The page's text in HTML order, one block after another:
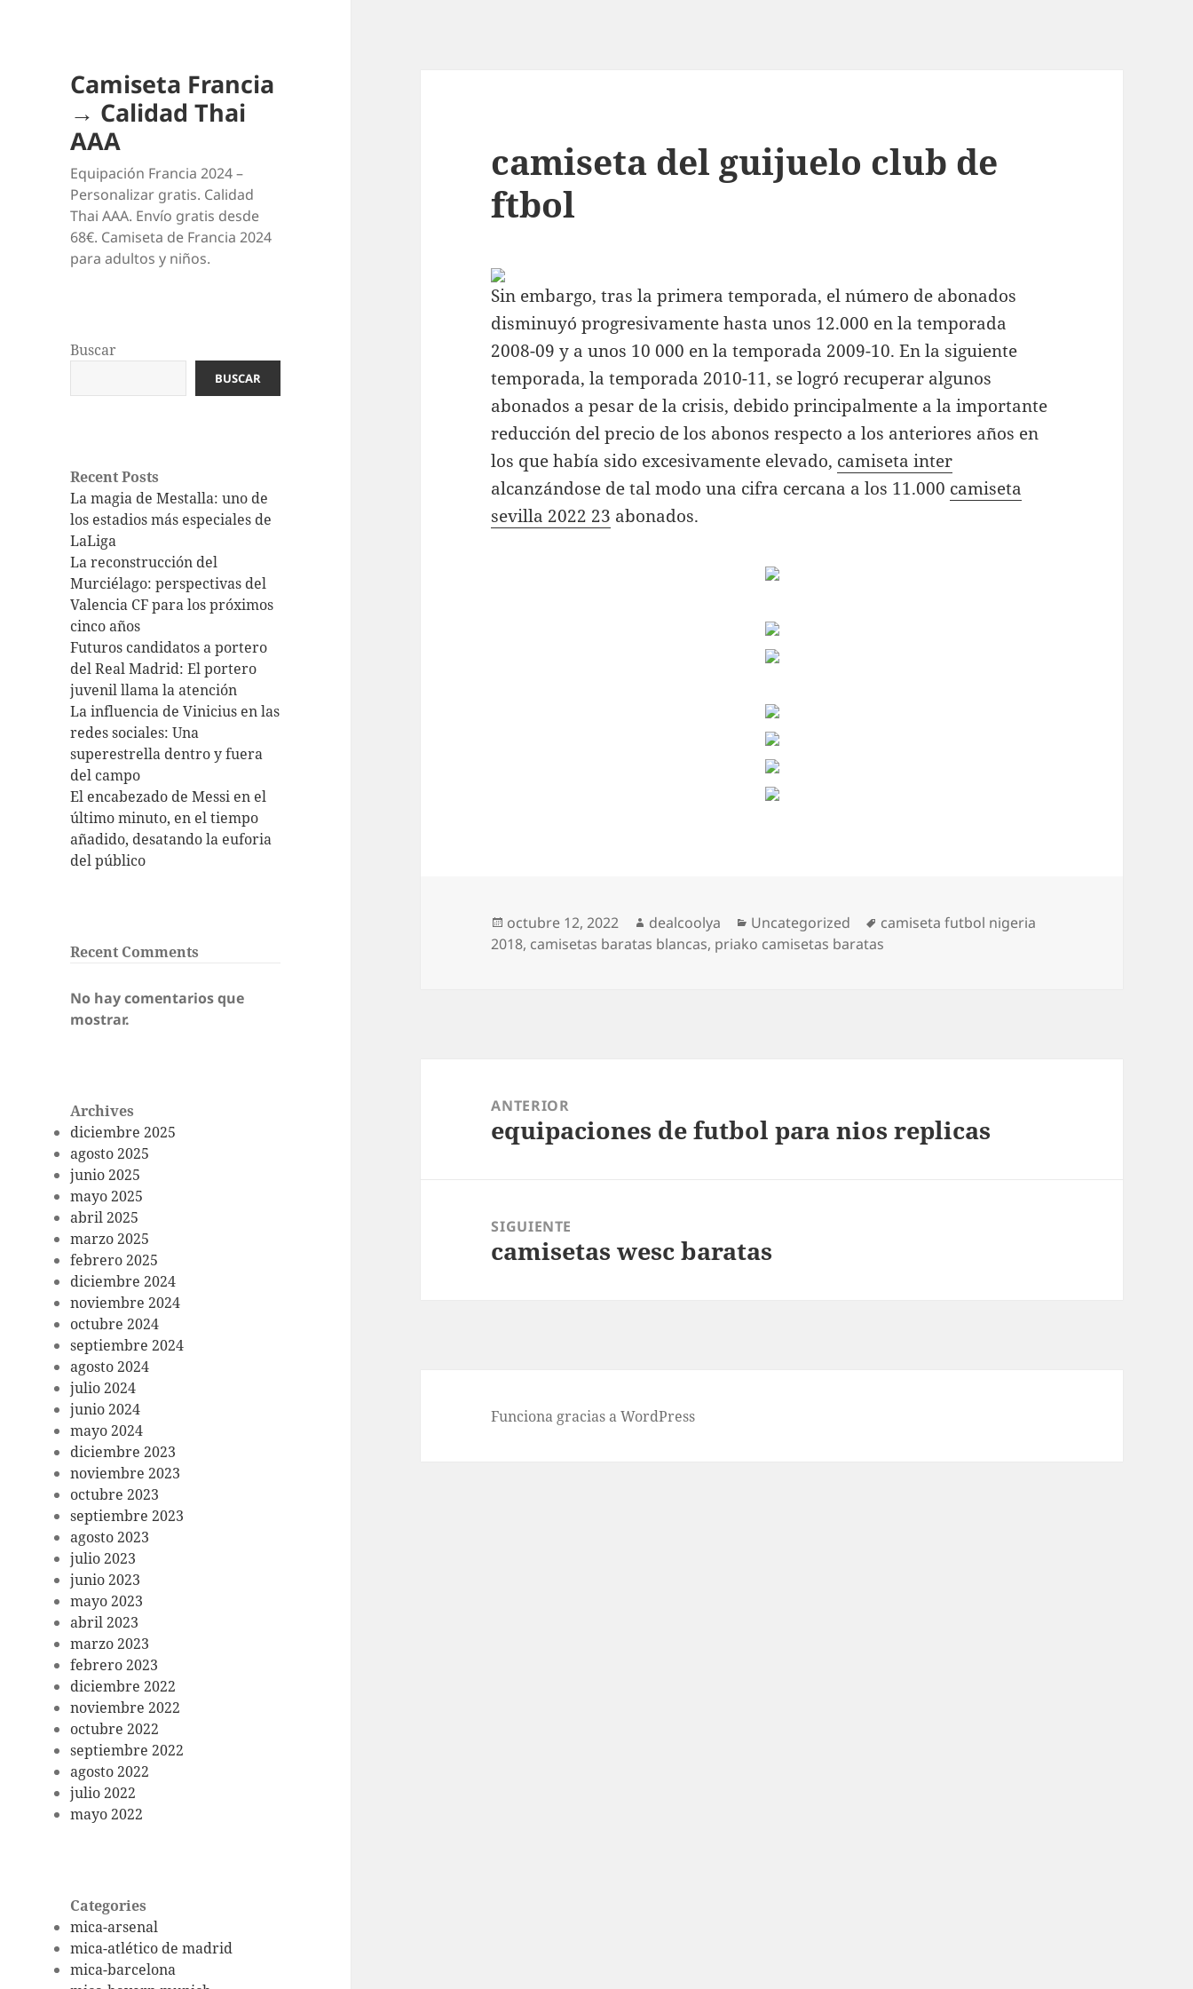
Camiseta Francia
→ Calidad Thai
AAA
Equipación Francia 2024 –
Personalizar gratis. Calidad
Thai AAA. Envío gratis desde
68€. Camiseta de Francia 2024
para adultos y niños.
Buscar
BUSCAR
Recent Posts
La magia de Mestalla: uno de
los estadios más especiales de
LaLiga
La reconstrucción del
Murciélago: perspectivas del
Valencia CF para los próximos
cinco años
Futuros candidatos a portero
del Real Madrid: El portero
juvenil llama la atención
La influencia de Vinicius en las
redes sociales: Una
superestrella dentro y fuera
del campo
El encabezado de Messi en el
último minuto, en el tiempo
añadido, desatando la euforia
del público
Recent Comments
No hay comentarios que
mostrar.
Archives
diciembre 2025
agosto 2025
junio 2025
mayo 2025
abril 2025
marzo 2025
febrero 2025
diciembre 2024
noviembre 2024
octubre 2024
septiembre 2024
agosto 2024
julio 2024
junio 2024
mayo 2024
diciembre 2023
noviembre 2023
octubre 2023
septiembre 2023
agosto 2023
julio 2023
junio 2023
mayo 2023
abril 2023
marzo 2023
febrero 2023
diciembre 2022
noviembre 2022
octubre 2022
septiembre 2022
agosto 2022
julio 2022
mayo 2022
Categories
mica-arsenal
mica-atlético de madrid
mica-barcelona
camiseta del guijuelo club de
ftbol
Sin embargo, tras la primera temporada, el número de abonados
disminuyó progresivamente hasta unos 12.000 en la temporada
2008-09 y a unos 10 000 en la temporada 2009-10. En la siguiente
temporada, la temporada 2010-11, se logró recuperar algunos
abonados a pesar de la crisis, debido principalmente a la importante
reducción del precio de los abonos respecto a los anteriores años en
los que había sido excesivamente elevado, camiseta inter
alcanzándose de tal modo una cifra cercana a los 11.000 camiseta
sevilla 2022 23 abonados.
Publicado
el
octubre 12, 2022 Autor
dealcoolya Categorías
Uncategorized Etiquetas
camiseta futbol nigeria
2018, camisetas baratas blancas, priako camisetas baratas
entradas
ANTERIOR
Entrada
equipaciones de futbol para nios replicas
SIGUIENTE
Entrada
camisetas wesc baratas
Funciona gracias a WordPress